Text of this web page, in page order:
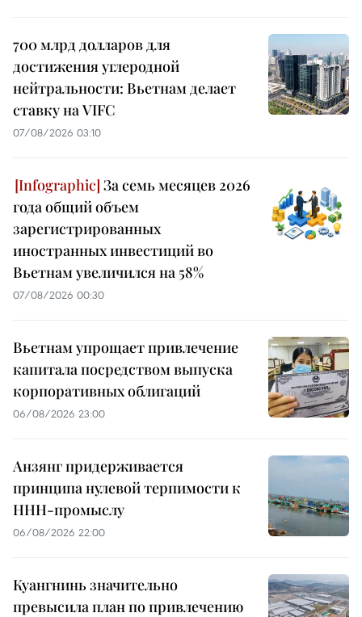
700 млрд долларов для
достижения углеродной
нейтральности: Вьетнам делает
ставку на VIFC
07/08/2026 03:10
За семь месяцев 2026
года общий объем
зарегистрированных
иностранных инвестиций во
Вьетнам увеличился на 58%
07/08/2026 00:30
Вьетнам упрощает привлечение
капитала посредством выпуска
корпоративных облигаций
06/08/2026 23:00
Анзянг придерживается
принципа нулевой терпимости к
ННН-промыслу
06/08/2026 22:00
Куангнинь значительно
превысила план по привлечению